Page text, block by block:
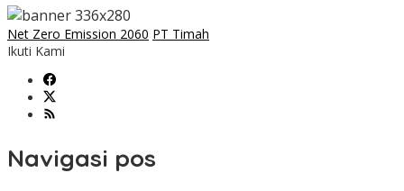
Net Zero Emission 2060 PT Timah
Ikuti Kami
Navigasi pos